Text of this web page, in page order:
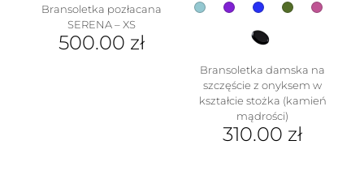
Bransoletka pozłacana
SERENA – XS
500.00 zł
Bransoletka damska na
szczęście z onyksem w
kształcie stożka (kamień
mądrości)
310.00 zł